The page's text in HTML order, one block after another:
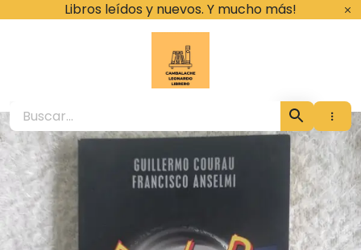
Libros leídos y nuevos. Y mucho más!
Cambalache